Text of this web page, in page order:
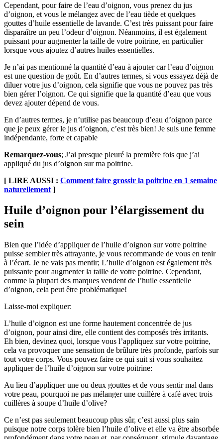
Cependant, pour faire de l’eau d’oignon, vous prenez du jus
d’oignon, et vous le mélangez avec de l’eau tiède et quelques
gouttes d’huile essentielle de lavande. C’est très puissant pour faire
disparaître un peu l’odeur d’oignon. Néanmoins, il est également
puissant pour augmenter la taille de votre poitrine, en particulier
lorsque vous ajoutez d’autres huiles essentielles.
Je n’ai pas mentionné la quantité d’eau à ajouter car l’eau d’oignon
est une question de goût. En d’autres termes, si vous essayez déjà de
diluer votre jus d’oignon, cela signifie que vous ne pouvez pas très
bien gérer l’oignon. Ce qui signifie que la quantité d’eau que vous
devez ajouter dépend de vous.
En d’autres termes, je n’utilise pas beaucoup d’eau d’oignon parce
que je peux gérer le jus d’oignon, c’est très bien! Je suis une femme
indépendante, forte et capable
Remarquez-vous; J’ai presque pleuré la première fois que j’ai
appliqué du jus d’oignon sur ma poitrine.
[ LIRE AUSSI : Comment faire grossir la poitrine en 1 semaine
naturellement ]
Huile d’oignon pour l’élargissement du
sein
Bien que l’idée d’appliquer de l’huile d’oignon sur votre poitrine
puisse sembler très attrayante, je vous recommande de vous en tenir
à l’écart. Je ne vais pas mentir; L’huile d’oignon est également très
puissante pour augmenter la taille de votre poitrine. Cependant,
comme la plupart des marques vendent de l’huile essentielle
d’oignon, cela peut être problématique!
Laisse-moi expliquer:
L’huile d’oignon est une forme hautement concentrée de jus
d’oignon, pour ainsi dire, elle contient des composés très irritants.
Eh bien, devinez quoi, lorsque vous l’appliquez sur votre poitrine,
cela va provoquer une sensation de brûlure très profonde, parfois sur
tout votre corps. Vous pouvez faire ce qui suit si vous souhaitez
appliquer de l’huile d’oignon sur votre poitrine:
Au lieu d’appliquer une ou deux gouttes et de vous sentir mal dans
votre peau, pourquoi ne pas mélanger une cuillère à café avec trois
cuillères à soupe d’huile d’olive?
Ce n’est pas seulement beaucoup plus sûr, c’est aussi plus sain
puisque notre corps tolère bien l’huile d’olive et elle va être absorbée